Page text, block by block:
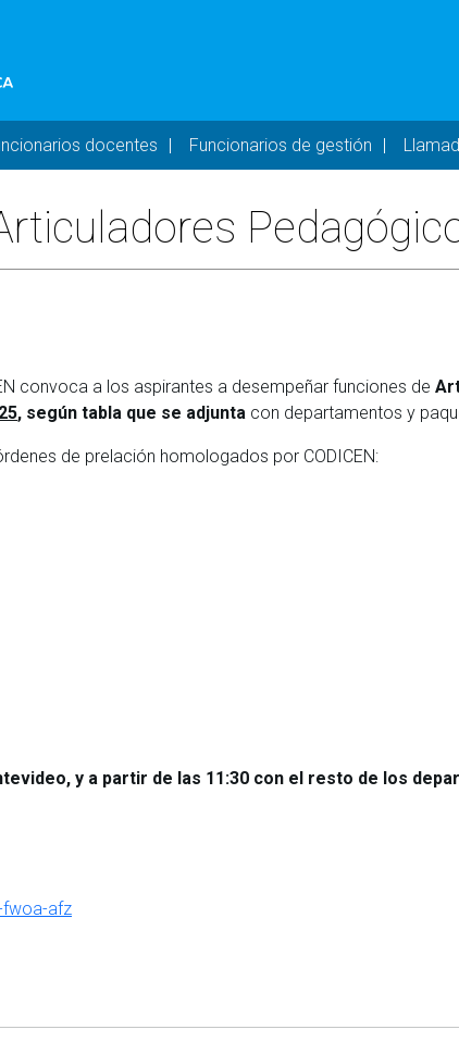
docentes Funcionarios de gestión
convoca a los aspirantes a desempeñar funciones de
, según tabla que se adjunta con departamentos y
de prelación homologados por CODICEN:
y a partir de las 11:30 con el resto de los
afz